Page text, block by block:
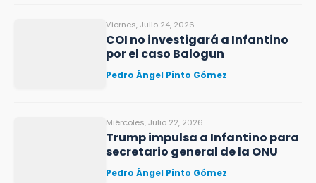
Viernes, Julio 24, 2026
COI no investigará a Infantino
por el caso Balogun
Pedro Ángel Pinto Gómez
Miércoles, Julio 22, 2026
Trump impulsa a Infantino para
secretario general de la ONU
Pedro Ángel Pinto Gómez